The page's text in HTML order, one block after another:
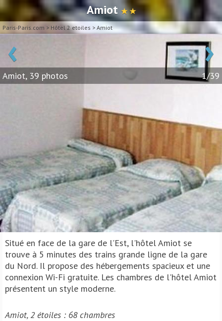
Amiot ★ ★
Paris-Paris.com > Hôtel 2 etoiles > Amiot
‹ ›
Amiot, 39 photos 1/39
Situé en face de la gare de l'Est, l'hôtel Amiot se
trouve à 5 minutes des trains grande ligne de la gare
du Nord. Il propose des hébergements spacieux et une
connexion Wi-Fi gratuite. Les chambres de l'hôtel Amiot
présentent un style moderne.
Amiot, 2 étoiles : 68 chambres